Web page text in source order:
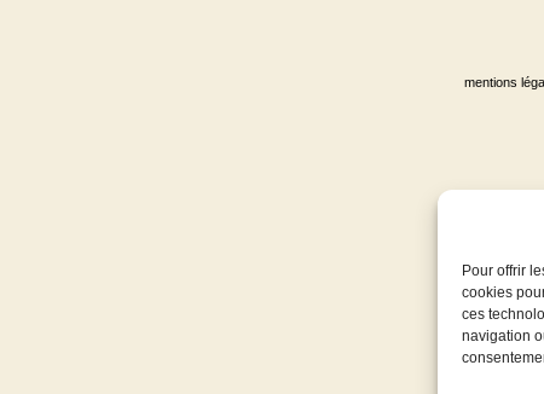
Pour offrir
cookies
ces
navigation
mentions